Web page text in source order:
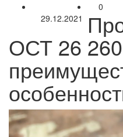
29.12.2021
0
ОСТ 26